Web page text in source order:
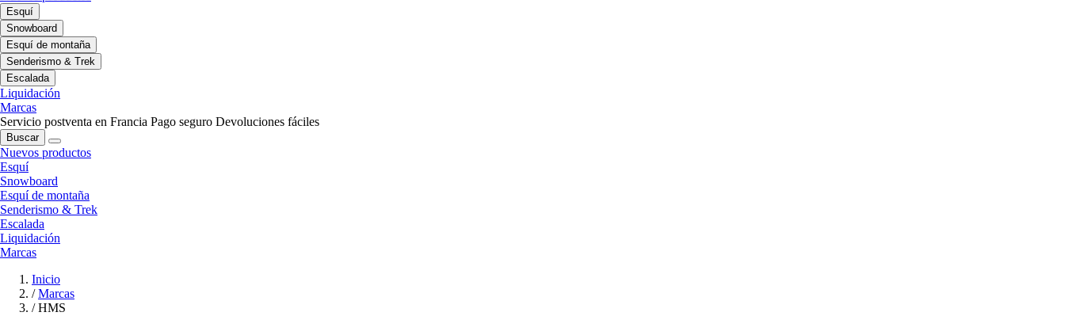
Esquí
Snowboard
Esquí de montaña
Senderismo & Trek
Escalada
Liquidación
Marcas
Servicio postventa en Francia Pago seguro Devoluciones fáciles
Buscar
Nuevos productos
Esquí
Snowboard
Esquí de montaña
Senderismo & Trek
Escalada
Liquidación
Marcas
Inicio
/ Marcas
/ HMS